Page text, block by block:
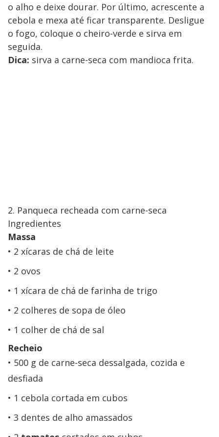
o alho e deixe dourar. Por último, acrescente a
cebola e mexa até ficar transparente. Desligue
o fogo, coloque o cheiro-verde e sirva em
seguida.
Dica: sirva a carne-seca com mandioca frita.
2. Panqueca recheada com carne-seca
Ingredientes
Massa
2 xícaras de chá de leite
2 ovos
1 xícara de chá de farinha de trigo
2 colheres de sopa de óleo
1 colher de chá de sal
Recheio
500 g de carne-seca dessalgada, cozida e
desfiada
1 cebola cortada em cubos
3 dentes de alho amassados